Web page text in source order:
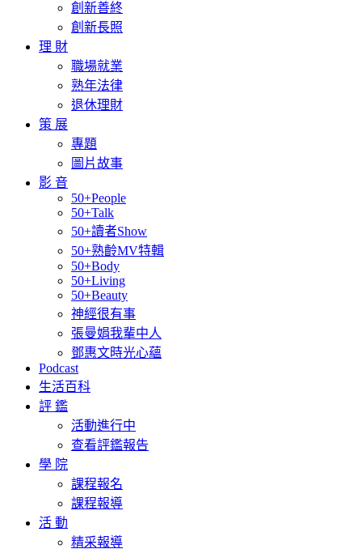
創新善終
創新長照
理 財
職場就業
熟年法律
退休理財
策 展
專題
圖片故事
影 音
50+People
50+Talk
50+讀者Show
50+熟齡MV特輯
50+Body
50+Living
50+Beauty
神經很有事
張曼娟我輩中人
鄧惠文時光心蘊
Podcast
生活百科
評 鑑
活動進行中
查看評鑑報告
學 院
課程報名
課程報導
活 動
精采報導